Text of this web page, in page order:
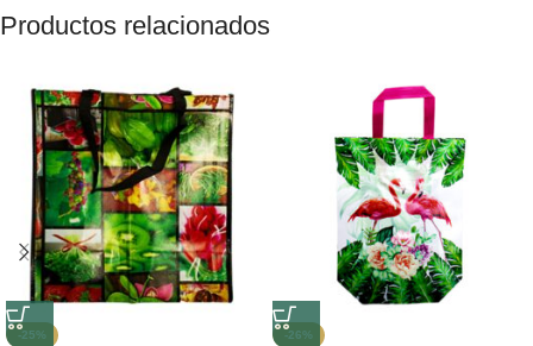
Productos relacionados
-25% -26%